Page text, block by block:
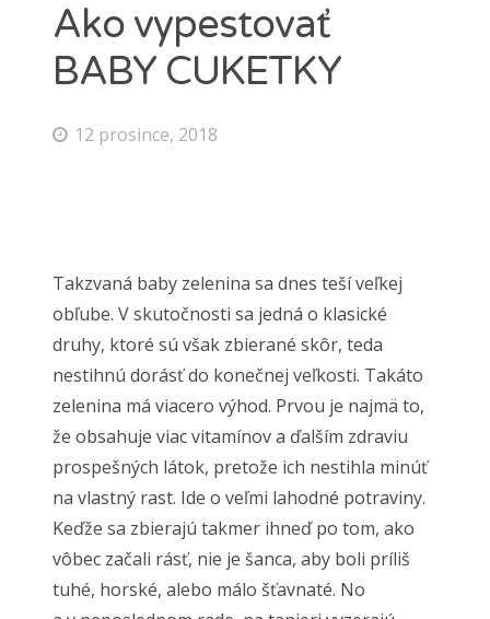
Ako vypestovať
BABY CUKETKY
12 prosince, 2018
Takzvaná baby zelenina sa dnes teší veľkej
obľube. V skutočnosti sa jedná o klasické
druhy, ktoré sú však zbierané skôr, teda
nestihnú dorásť do konečnej veľkosti. Takáto
zelenina má viacero výhod. Prvou je najmä to,
že obsahuje viac vitamínov a ďalším zdraviu
prospešných látok, pretože ich nestihla minúť
na vlastný rast. Ide o veľmi lahodné potraviny.
Keďže sa zbierajú takmer ihneď po tom, ako
vôbec začali rásť, nie je šanca, aby boli príliš
tuhé, horské, alebo málo šťavnaté. No